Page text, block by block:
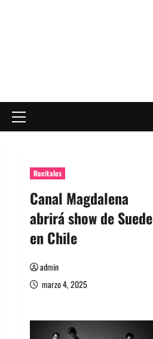
Menú
Recitales
Canal Magdalena
abrirá show de Suede
en Chile
admin
marzo 4, 2025